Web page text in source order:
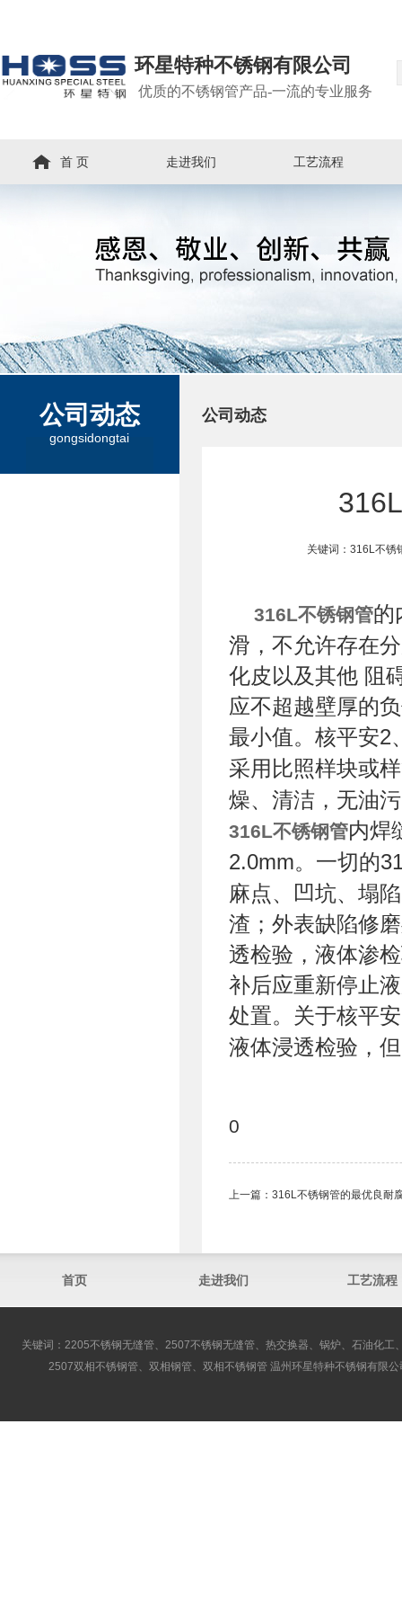
环星特种不锈钢有限公司
优质的不锈钢管产品-一流的专业服务
首 页 走进我们 工艺流程
公司动态
gongsidongtai
公司动态
关键词：316L不锈
316L不锈钢管的
滑，不允许存在
化皮以及其他 阻
应不超越壁厚的
最小值。核平安2
采用比照样块或
燥、清洁，无油
316L不锈钢管内焊
2.0mm。一切的
麻点、凹坑、塌
渣；外表缺陷修
透检验，液体渗
补后应重新停止
处置。关于核平
液体浸透检验，
0
上一篇： 316L不锈钢管的最优良耐
首页 走进我们 工艺流程
关键词：2205不锈钢无缝管、2507不锈钢无缝管、热交换器、锅炉、石油化
2507双相不锈钢管、双相钢管、双相不锈钢管 温州环星特种不锈钢有限